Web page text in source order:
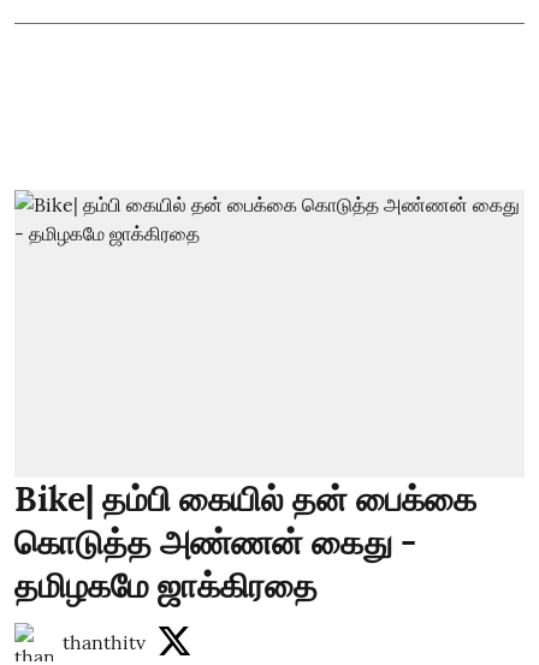
Bike| தம்பி கையில் தன் பைக்கை
கொடுத்த அண்ணன் கைது -
தமிழகமே ஜாக்கிரதை
thanthitv